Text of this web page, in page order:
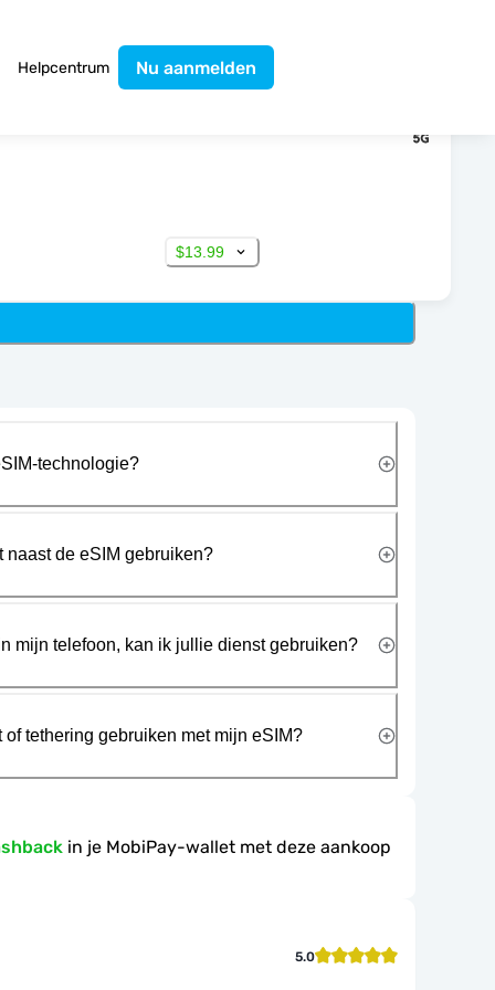
Helpcentrum Nu aanmelden
$13.99
technologie?
naast de eSIM gebruiken?
mijn telefoon, kan ik jullie dienst gebruiken?
tethering gebruiken met mijn eSIM?
in je MobiPay-wallet met deze aankoop
5.0